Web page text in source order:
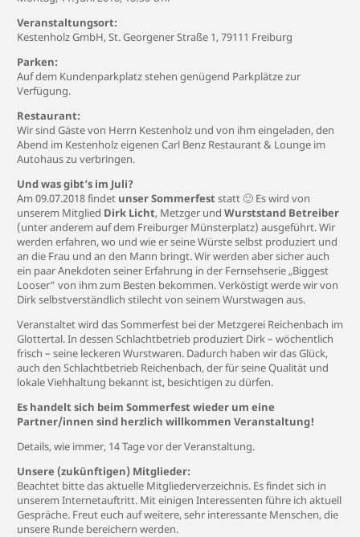
Veranstaltungsort:
Kestenholz GmbH, St. Georgener Straße 1, 79111 Freiburg
Parken:
Auf dem Kundenparkplatz stehen genügend Parkplätze zur
Verfügung.
Restaurant:
Wir sind Gäste von Herrn Kestenholz und von ihm eingeladen, den
Abend im Kestenholz eigenen Carl Benz Restaurant & Lounge im
Autohaus zu verbringen.
Und was gibt’s im Juli?
Am 09.07.2018 findet unser Sommerfeststatt 🙂 Es wird von
unserem Mitglied Dirk Licht, Metzger und Wurststand Betreiber
(unter anderem auf dem Freiburger Münsterplatz) ausgeführt. Wir
werden erfahren, wo und wie er seine Würste selbst produziert und
an die Frau und an den Mann bringt. Wir werden aber sicher auch
ein paar Anekdoten seiner Erfahrung in der Fernsehserie „Biggest
Looser“ von ihm zum Besten bekommen. Verköstigt werde wir von
Dirk selbstverständlich stilecht von seinem Wurstwagen aus.
Veranstaltet wird das Sommerfest bei der Metzgerei Reichenbach im
Glottertal. In dessen Schlachtbetrieb produziert Dirk – wöchentlich
frisch – seine leckeren Wurstwaren. Dadurch haben wir das Glück,
auch den Schlachtbetrieb Reichenbach, der für seine Qualität und
lokale Viehhaltung bekannt ist, besichtigen zu dürfen.
Es handelt sich beim Sommerfest wieder um eine
Partner/innen sind herzlich willkommen Veranstaltung!
Details, wie immer, 14 Tage vor der Veranstaltung.
Unsere (zukünftigen) Mitglieder:
Beachtet bitte das aktuelle Mitgliederverzeichnis. Es findet sich in
unserem Internetauftritt. Mit einigen Interessenten führe ich aktuell
Gespräche. Freut euch auf weitere, sehr interessante Menschen, die
unsere Runde bereichern werden.